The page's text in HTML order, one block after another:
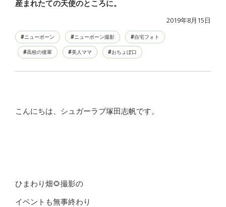
産まれたての天使のところに。
2019年8月15日
ニューボーン ニューボーン撮影 自宅フォト
高校の後輩 美人ママ おちょぼ口
こんにちは、シュガーラブ塚田志帆です。
ひまわり畑🌻撮影の
イベントも無事終わり